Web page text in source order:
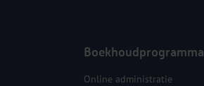
Boekhoudprogramma
Online administratie